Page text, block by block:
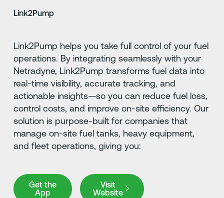
Link2Pump
Link2Pump helps you take full control of your fuel
operations. By integrating seamlessly with your
Netradyne, Link2Pump transforms fuel data into
real-time visibility, accurate tracking, and
actionable insights—so you can reduce fuel loss,
control costs, and improve on-site efficiency. Our
solution is purpose-built for companies that
manage on-site fuel tanks, heavy equipment,
and fleet operations, giving you:
Get the
App
Get the App
Visit
Website
Visit Website